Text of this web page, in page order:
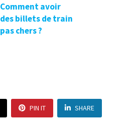
Comment avoir
des billets de train
pas chers ?
PIN IT SHARE